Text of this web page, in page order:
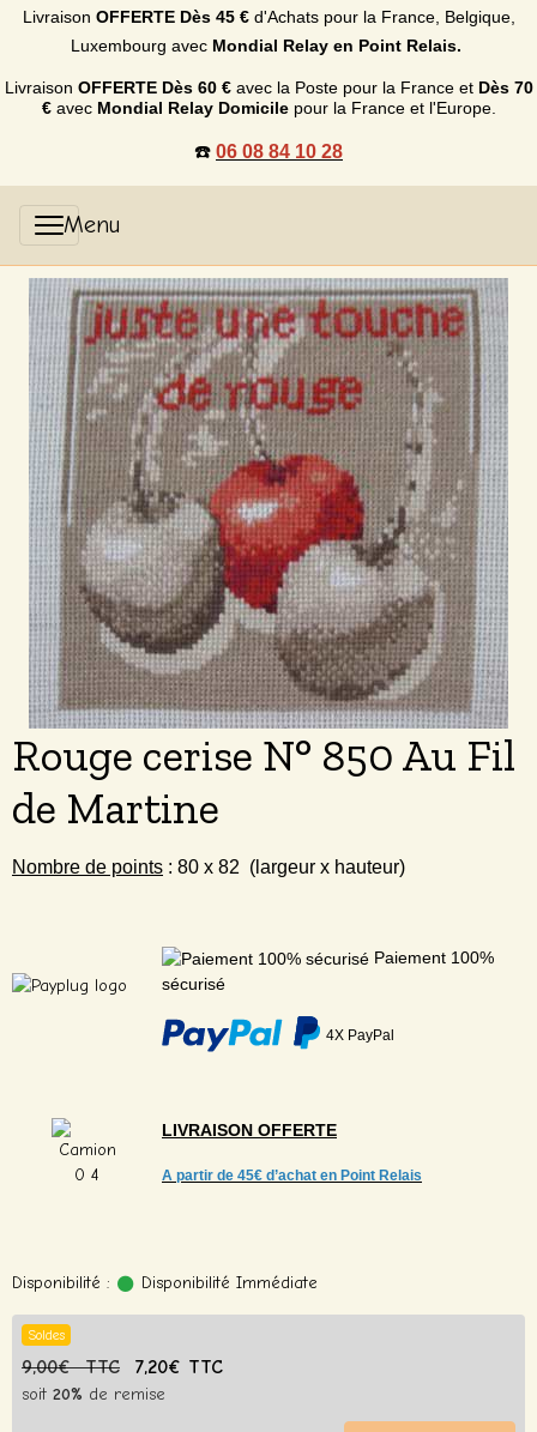
Livraison OFFERTE Dès 45 €d'Achats pour la France, Belgique,
Luxembourg avec Mondial Relay en Point Relais.
Livraison OFFERTE Dès 60 €avec la Poste pour la France et Dès 70
€avec Mondial Relay Domicilepour la France et l'Europe.
☎️ 06 08 84 10 28
Rouge cerise N° 850 Au Fil
de Martine
Nombre de points : 80 x 82 (largeur x hauteur)
Paiement 100%
sécurisé
4X PayPal
LIVRAISON OFFERTE
A partir de 45€ d’achat en Point Relais
Disponibilité : Disponibilité Immédiate
Soldes
9,00€ TTC 7,20€ TTC
soit 20% de remise